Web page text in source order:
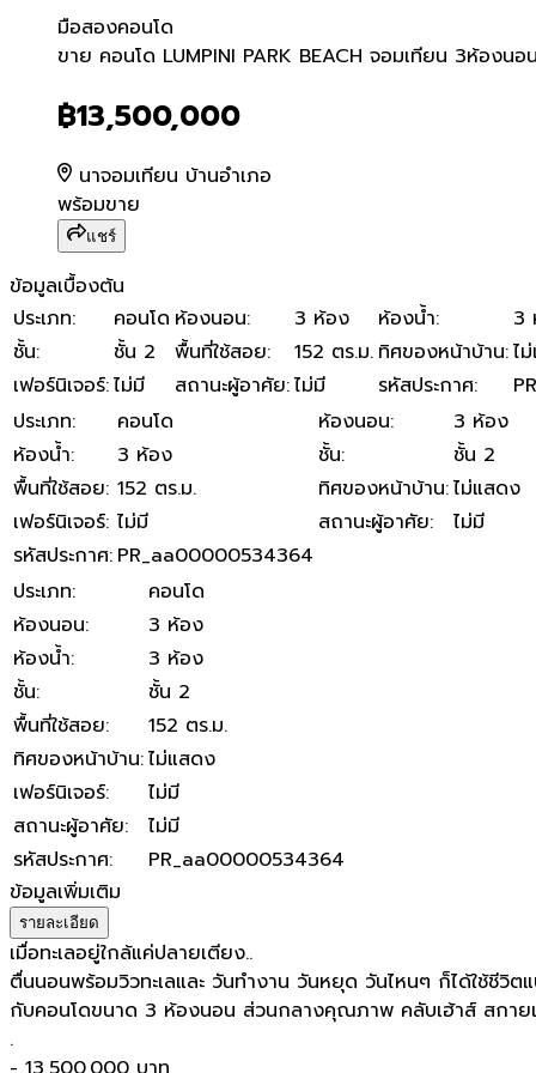
มือสองคอนโด
ขาย คอนโด LUMPINI
ขาย คอนโด LUMPINI PARK BEACH จอมเทียน 3ห้อง
฿13,500,000
นาจอมเทียน บ้านอำเภอ
พร้อมขาย
แชร์
ข้อมูลเบื้องต้น
ประเภท: คอนโด ห้องนอน: 3 ห้อง ห้องน้ำ:
3
ชั้น: ชั้น 2 พื้นที่ใช้สอย: 152 ตร.ม. ทิศของหน้าบ้าน:ไ
เฟอร์นิเจอร์:ไม่มี สถานะผู้อาศัย:ไม่มี รหัสประกาศ:
ประเภท: คอนโด ห้องนอน:
3 ห้อง
ห้องน้ำ: 3 ห้อง ชั้น:
ชั้น 2
พื้นที่ใช้สอย: 152 ตร.ม. ทิศของหน้าบ้าน:ไม่แสดง
เฟอร์นิเจอร์: ไม่มี สถานะผู้อาศัย:
ไม่มี
รหัสประกาศ: PR_aa00000534364
ประเภท:
คอนโด
ห้องนอน:
3 ห้อง
ห้องน้ำ:
3 ห้อง
ชั้น:
ชั้น 2
พื้นที่ใช้สอย:
152 ตร.ม.
ทิศของหน้าบ้าน:ไม่แสดง
เฟอร์นิเจอร์:
ไม่มี
สถานะผู้อาศัย:
ไม่มี
รหัสประกาศ:
PR_aa00000534364
ข้อมูลเพิ่มเติม
รายละเอียด
เมื่อทะเลอยู่ใกล้แค่ปลายเตียง..
ตื่นนอนพร้อมวิวทะเลและ วันทำงาน วันหยุด วันไหนๆ ก็ได้ใช้ชีวิ
กับคอนโดขนาด 3 ห้องนอน ส่วนกลางคุณภาพ คลับเฮ้าส์ สกาย
.